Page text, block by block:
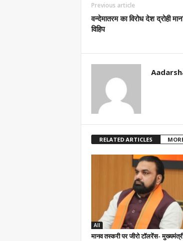
Previous article
वन्देमातरम का विरोध देश द्रोही
विहिप
RELATED ARTICLES
All
मानव तस्करी पर जीरो टॉलरेंस-